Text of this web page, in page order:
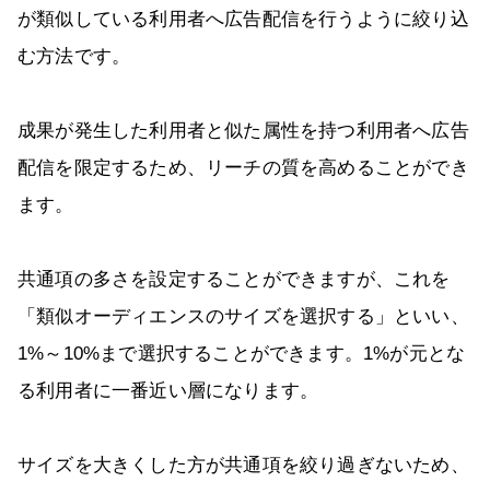
が類似している利用者へ広告配信を行うように絞り込
む方法です。
成果が発生した利用者と似た属性を持つ利用者へ広告
配信を限定するため、リーチの質を高めることができ
ます。
共通項の多さを設定することができますが、これを
「類似オーディエンスのサイズを選択する」といい、
1%～10%まで選択することができます。1%が元とな
る利用者に一番近い層になります。
サイズを大きくした方が共通項を絞り過ぎないため、